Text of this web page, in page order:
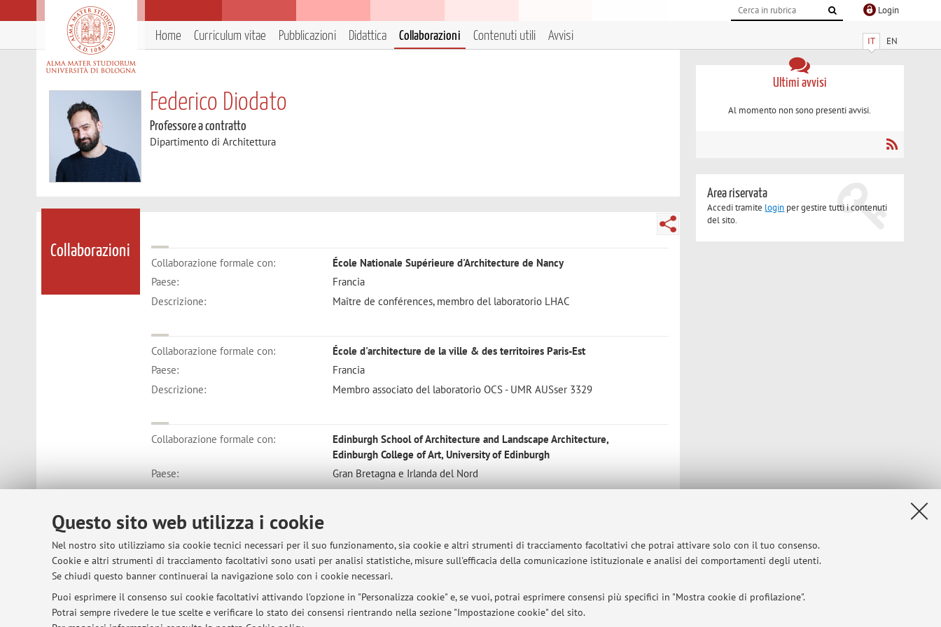
Questo sito web utilizza i cookie
Nel nostro sito utilizziamo sia cookie tecnici necessari per il suo funzionamento, sia cookie e altri strumenti di tracciamento facoltativi che potrai attivare solo con il tuo consenso.
Cookie e altri strumenti di tracciamento facoltativi sono usati per analisi statistiche, misure sull'efficacia della comunicazione istituzionale e analisi dei comportamenti degli utenti.
Se chiudi questo banner continuerai la navigazione solo con i cookie necessari.
Puoi esprimere il consenso sui cookie facoltativi attivando l'opzione in "Personalizza cookie" e, se vuoi, potrai esprimere consensi più specifici in "Mostra cookie di profilazione".
Potrai sempre rivedere le tue scelte e verificare lo stato dei consensi rientrando nella sezione "Impostazione cookie" del sito.
Login
IT EN
Home Curriculum vitae Pubblicazioni Didattica Collaborazioni Contenuti utili Avvisi
Federico Diodato
Professore a contratto
Dipartimento di Architettura
Collaborazioni
Collaborazione formale con:
École Nationale Supérieure d'Architecture de Nancy
Paese:
Francia
Descrizione:
Maître de conférences, membro del laboratorio LHAC
Collaborazione formale con:
École d'architecture de la ville & des territoires Paris-Est
Paese:
Francia
Descrizione:
Membro associato del laboratorio OCS - UMR AUSser 3329
Collaborazione formale con:
Edinburgh School of Architecture and Landscape Architecture,
Edinburgh College of Art, University of Edinburgh
Paese:
Gran Bretagna e Irlanda del Nord
Descrizione:
Visiting researcher 03/2022 - 06/2022
Ultimi avvisi
Al momento non sono presenti avvisi.
Area riservata
Accedi tramite login per gestire tutti i contenuti
del sito.
© 2026 - ALMA MATER STUDIORUM - Università di Bologna - Via Zamboni, 33 - 40126 Bologna - Partita IVA: 01131710376 Impostazioni Cookie